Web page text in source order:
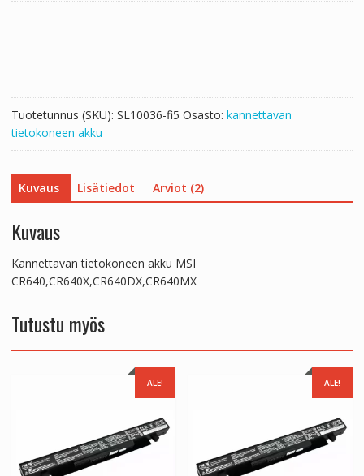
Tuotetunnus (SKU): SL10036-fi5 Osasto: kannettavan
tietokoneen akku
Kuvaus Lisätiedot Arviot (2)
Kuvaus
Kannettavan tietokoneen akku MSI
CR640,CR640X,CR640DX,CR640MX
Tutustu myös
ALE! ALE!